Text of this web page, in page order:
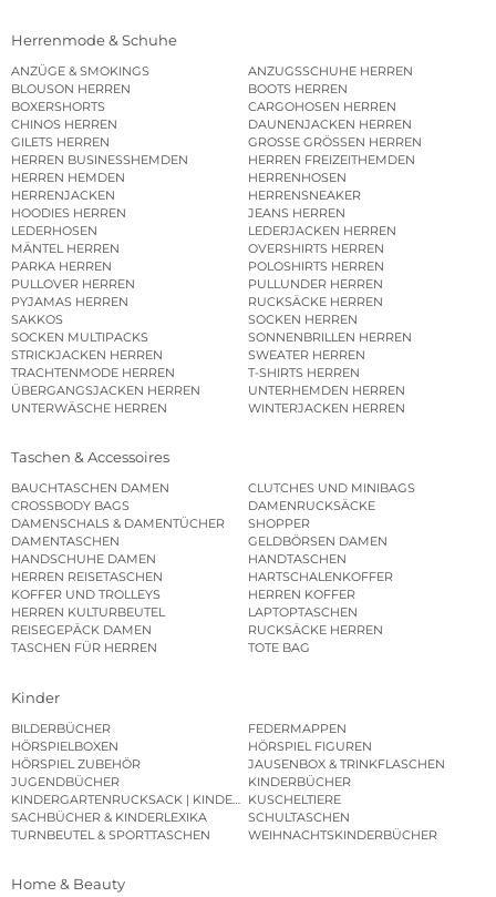
Herrenmode & Schuhe
ANZÜGE & SMOKINGS
ANZUGSSCHUHE HERREN
BLOUSON HERREN
BOOTS HERREN
BOXERSHORTS
CARGOHOSEN HERREN
CHINOS HERREN
DAUNENJACKEN HERREN
GILETS HERREN
GROSSE GRÖSSEN HERREN
HERREN BUSINESSHEMDEN
HERREN FREIZEITHEMDEN
HERREN HEMDEN
HERRENHOSEN
HERRENJACKEN
HERRENSNEAKER
HOODIES HERREN
JEANS HERREN
LEDERHOSEN
LEDERJACKEN HERREN
MÄNTEL HERREN
OVERSHIRTS HERREN
PARKA HERREN
POLOSHIRTS HERREN
PULLOVER HERREN
PULLUNDER HERREN
PYJAMAS HERREN
RUCKSÄCKE HERREN
SAKKOS
SOCKEN HERREN
SOCKEN MULTIPACKS
SONNENBRILLEN HERREN
STRICKJACKEN HERREN
SWEATER HERREN
TRACHTENMODE HERREN
T-SHIRTS HERREN
ÜBERGANGSJACKEN HERREN
UNTERHEMDEN HERREN
UNTERWÄSCHE HERREN
WINTERJACKEN HERREN
Taschen & Accessoires
BAUCHTASCHEN DAMEN
CLUTCHES UND MINIBAGS
CROSSBODY BAGS
DAMENRUCKSÄCKE
DAMENSCHALS & DAMENTÜCHER
SHOPPER
DAMENTASCHEN
GELDBÖRSEN DAMEN
HANDSCHUHE DAMEN
HANDTASCHEN
HERREN REISETASCHEN
HARTSCHALENKOFFER
KOFFER UND TROLLEYS
HERREN KOFFER
HERREN KULTURBEUTEL
LAPTOPTASCHEN
REISEGEPÄCK DAMEN
RUCKSÄCKE HERREN
TASCHEN FÜR HERREN
TOTE BAG
Kinder
BILDERBÜCHER
FEDERMAPPEN
HÖRSPIELBOXEN
HÖRSPIEL FIGUREN
HÖRSPIEL ZUBEHÖR
JAUSENBOX & TRINKFLASCHEN
JUGENDBÜCHER
KINDERBÜCHER
KINDERGARTENRUCKSACK | KINDERGARTENBEUTEL
KUSCHELTIERE
SACHBÜCHER & KINDERLEXIKA
SCHULTASCHEN
TURNBEUTEL & SPORTTASCHEN
WEIHNACHTSKINDERBÜCHER
Home & Beauty